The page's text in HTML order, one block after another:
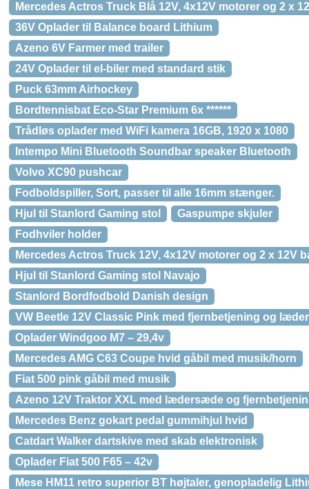
Mercedes Actros Truck Blå 12V, 4x12V motorer og 2 x
36V Oplader til Balance board Lithium
Azeno 6V Farmer med trailer
24V Oplader til el-biler med standard stik
Puck 63mm Airhockey
Bordtennisbat Eco-Star Premium 6x ******
Trådløs oplader med WiFi kamera 16GB, 1920 x 1080
Intempo Mini Bluetooth Soundbar speaker Bluetooth
Volvo XC90 pushcar
Fodboldspiller, Sort, passer til alle 16mm stænger.
Hjul til Stanlord Gaming stol
Gaspumpe skjuler
Fodhviler holder
Mercedes Actros Truck 12V, 4x12V motorer og 2 x 12V
Hjul til Stanlord Gaming stol Navajo
Stanlord Bordfodbold Danish design
VW Beetle 12V Classic Pink med fjernbetjening og
Oplader Windgoo M7 – 29,4v
Mercedes AMG C63 Coupe hvid gåbil med musik/horn
Fiat 500 pink gåbil med musik
Azeno 12V Traktor XXL med lædersæde og
Mercedes Benz gokart pedal gummihjul hvid
Catdart Walker dartskive med skab elektronisk
Oplader Fiat 500 F65 – 42v
Mese HM11 retro superior BT højtaler, genopladelig